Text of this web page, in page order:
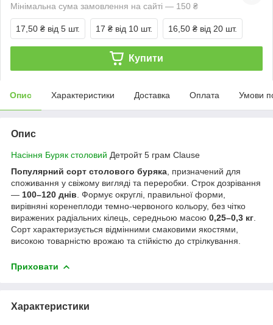
Мінімальна сума замовлення на сайті — 150 ₴
17,50 ₴ від 5 шт. 17 ₴ від 10 шт. 16,50 ₴ від 20 шт.
Купити
Опис Характеристики Доставка Оплата Умови
Опис
Насіння Буряк столовий Детройт 5 грам Clause
Популярний сорт столового буряка , призначений для
споживання у свіжому вигляді та переробки. Строк дозрівання
— 100–120 днів . Формує округлі, правильної форми,
вирівняні коренеплоди темно-червоного кольору, без чітко
виражених радіальних кілець, середньою масою 0,25–0,3 кг
Сорт характеризується відмінними смаковими якостями,
високою товарністю врожаю та стійкістю до стрілкування.
Приховати
Характеристики